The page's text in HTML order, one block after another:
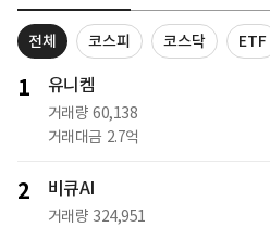
전체 코스피 코스닥 ETF
1 유니켐
거래량 60,138
거래대금 2.7억
2 비큐AI
거래량 324,951